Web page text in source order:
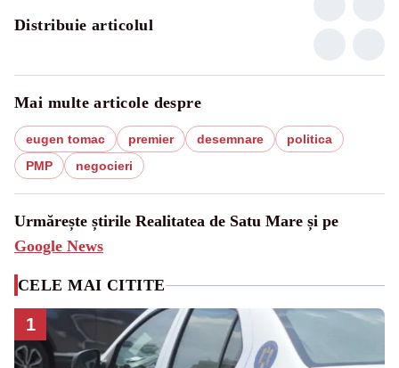
Distribuie articolul
Mai multe articole despre
eugen tomac premier desemnare
politica
PMP
negocieri
Urmărește știrile Realitatea de Satu Mare și pe
Google News
CELE MAI CITITE
1